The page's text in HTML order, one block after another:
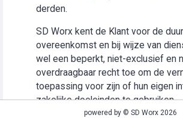
derden.
SD Worx kent de Klant voor de
overeenkomst en bij wijze van
wel een beperkt, niet-exclusief en
overdraagbaar recht toe om de
toepassing voor zijn of hun eigen
zakelijke doeleinden te gebruiken
(“Gebruiksrecht”).powered by © SD Worx 2026